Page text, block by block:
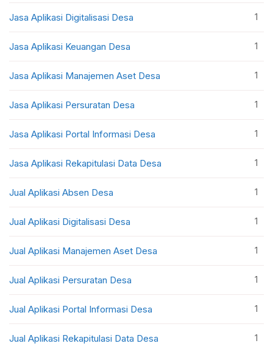
Jasa Aplikasi Digitalisasi Desa 1
Jasa Aplikasi Keuangan Desa 1
Jasa Aplikasi Manajemen Aset Desa 1
Jasa Aplikasi Persuratan Desa 1
Jasa Aplikasi Portal Informasi Desa 1
Jasa Aplikasi Rekapitulasi Data Desa 1
Jual Aplikasi Absen Desa 1
Jual Aplikasi Digitalisasi Desa 1
Jual Aplikasi Manajemen Aset Desa 1
Jual Aplikasi Persuratan Desa 1
Jual Aplikasi Portal Informasi Desa 1
Jual Aplikasi Rekapitulasi Data Desa 1